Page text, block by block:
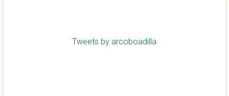
Tweets by arcoboadilla